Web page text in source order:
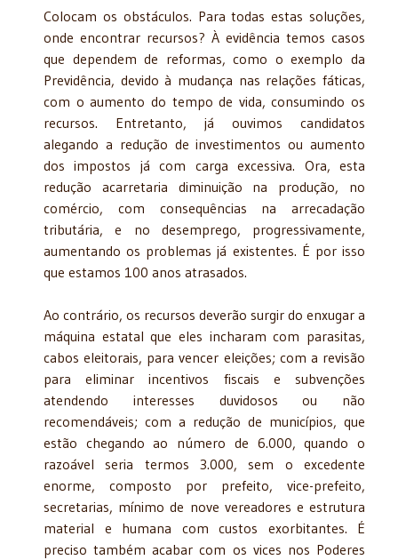
Colocam os obstáculos. Para todas estas soluções,
onde encontrar recursos? À evidência temos casos
que dependem de reformas, como o exemplo da
Previdência, devido à mudança nas relações fáticas,
com o aumento do tempo de vida, consumindo os
recursos. Entretanto, já ouvimos candidatos
alegando a redução de investimentos ou aumento
dos impostos já com carga excessiva. Ora, esta
redução acarretaria diminuição na produção, no
comércio, com consequências na arrecadação
tributária, e no desemprego, progressivamente,
aumentando os problemas já existentes. É por isso
que estamos 100 anos atrasados.
Ao contrário, os recursos deverão surgir do enxugar a
máquina estatal que eles incharam com parasitas,
cabos eleitorais, para vencer eleições; com a revisão
para eliminar incentivos fiscais e subvenções
atendendo interesses duvidosos ou não
recomendáveis; com a redução de municípios, que
estão chegando ao número de 6.000, quando o
razoável seria termos 3.000, sem o excedente
enorme, composto por prefeito, vice-prefeito,
secretarias, mínimo de nove vereadores e estrutura
material e humana com custos exorbitantes. É
preciso também acabar com os vices nos Poderes